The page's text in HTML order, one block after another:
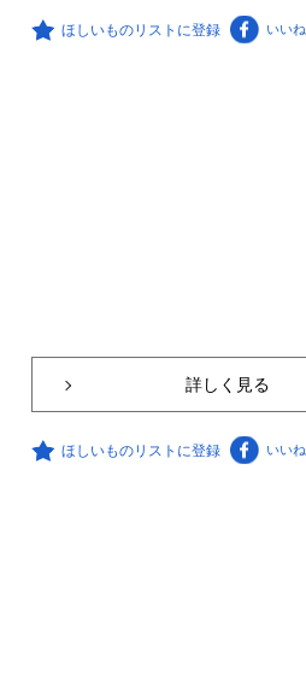
ほしいものリストに登録 いいね
詳しく見る
ほしいものリストに登録 いいね